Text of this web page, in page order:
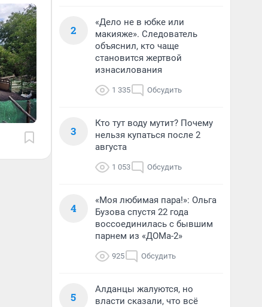
2
«Дело не в юбке или
макияже». Следователь
объяснил, кто чаще
становится жертвой
изнасилования
1 335 Обсудить
3
Кто тут воду мутит? Почему
нельзя купаться после 2
августа
1 053 Обсудить
4
«Моя любимая пара!»: Ольга
Бузова спустя 22 года
воссоединилась с бывшим
парнем из «ДОМа-2»
925 Обсудить
5
Алданцы жалуются, но
власти сказали, что всё